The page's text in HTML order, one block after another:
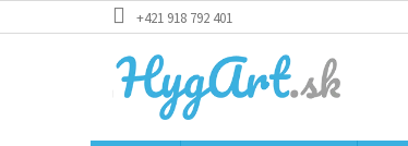
na
+421 918 792 401